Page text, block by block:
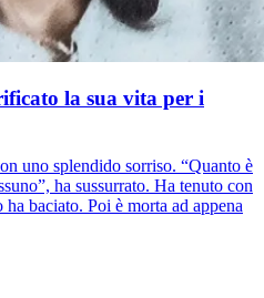
la sua vita per i
uno splendido sorriso. “Quanto è
ha sussurrato. Ha tenuto con
baciato. Poi è morta ad appena